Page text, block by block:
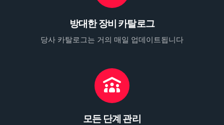
방대한 장비 카탈로그
당사 카탈로그는 거의 매일 업데이트됩니다
모든 단계 관리